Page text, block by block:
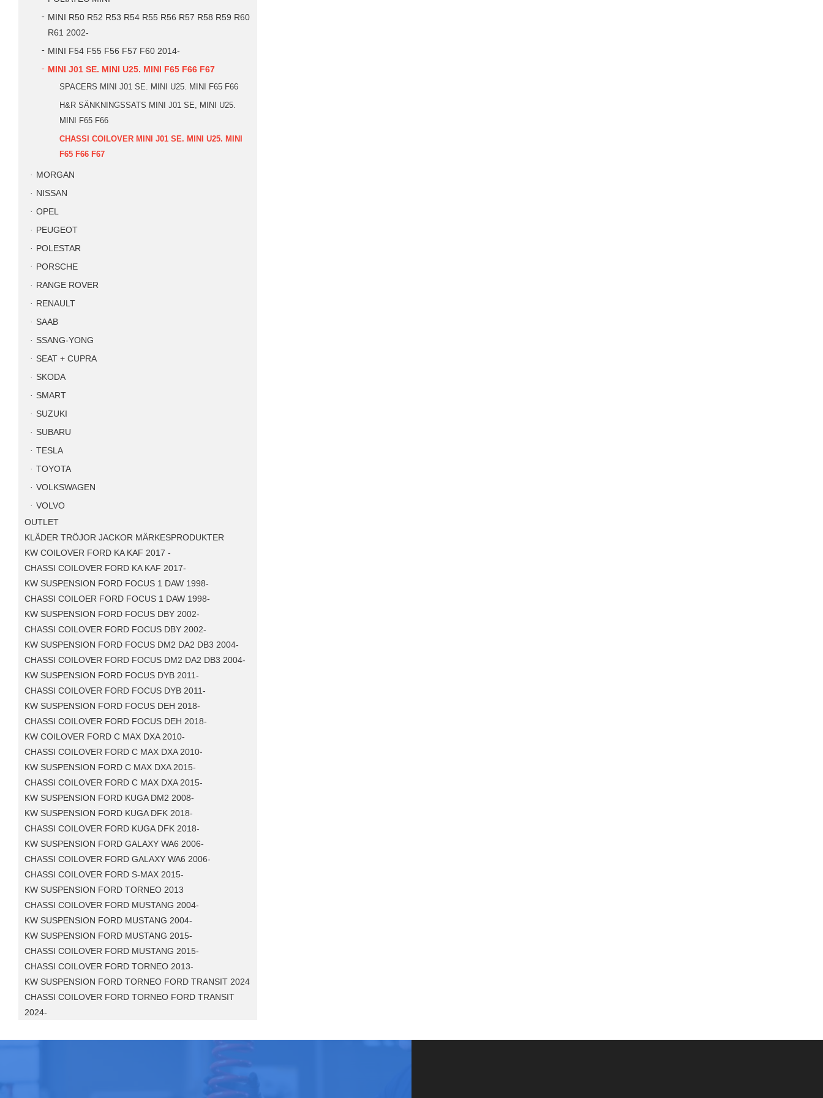
MINI R50 R52 R53 R54 R55 R56 R57 R58 R59 R60
R61 2002-
MINI F54 F55 F56 F57 F60 2014-
MINI J01 SE. MINI U25. MINI F65 F66 F67
SPACERS MINI J01 SE. MINI U25. MINI F65 F66
H&R SÄNKNINGSSATS MINI J01 SE, MINI U25.
MINI F65 F66
CHASSI COILOVER MINI J01 SE. MINI U25. MINI
F65 F66 F67
MORGAN
NISSAN
OPEL
PEUGEOT
POLESTAR
PORSCHE
RANGE ROVER
RENAULT
SAAB
SSANG-YONG
SEAT + CUPRA
SKODA
SMART
SUZUKI
SUBARU
TESLA
TOYOTA
VOLKSWAGEN
VOLVO
OUTLET
KLÄDER TRÖJOR JACKOR MÄRKESPRODUKTER
KW COILOVER FORD KA KAF 2017 -
CHASSI COILOVER FORD KA KAF 2017-
KW SUSPENSION FORD FOCUS 1 DAW 1998-
CHASSI COILOER FORD FOCUS 1 DAW 1998-
KW SUSPENSION FORD FOCUS DBY 2002-
CHASSI COILOVER FORD FOCUS DBY 2002-
KW SUSPENSION FORD FOCUS DM2 DA2 DB3 2004-
CHASSI COILOVER FORD FOCUS DM2 DA2 DB3 2004-
KW SUSPENSION FORD FOCUS DYB 2011-
CHASSI COILOVER FORD FOCUS DYB 2011-
KW SUSPENSION FORD FOCUS DEH 2018-
CHASSI COILOVER FORD FOCUS DEH 2018-
KW COILOVER FORD C MAX DXA 2010-
CHASSI COILOVER FORD C MAX DXA 2010-
KW SUSPENSION FORD C MAX DXA 2015-
CHASSI COILOVER FORD C MAX DXA 2015-
KW SUSPENSION FORD KUGA DM2 2008-
KW SUSPENSION FORD KUGA DFK 2018-
CHASSI COILOVER FORD KUGA DFK 2018-
KW SUSPENSION FORD GALAXY WA6 2006-
CHASSI COILOVER FORD GALAXY WA6 2006-
CHASSI COILOVER FORD S-MAX 2015-
KW SUSPENSION FORD TORNEO 2013
CHASSI COILOVER FORD MUSTANG 2004-
KW SUSPENSION FORD MUSTANG 2004-
KW SUSPENSION FORD MUSTANG 2015-
CHASSI COILOVER FORD MUSTANG 2015-
CHASSI COILOVER FORD TORNEO 2013-
KW SUSPENSION FORD TORNEO FORD TRANSIT 2024
CHASSI COILOVER FORD TORNEO FORD TRANSIT
2024-